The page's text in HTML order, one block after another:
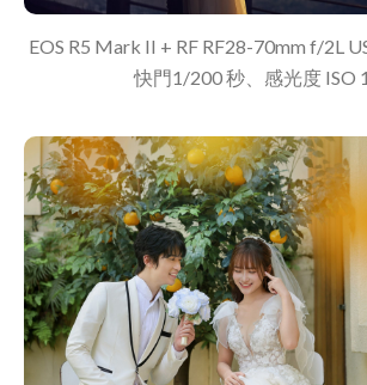
EOS R5 Mark II + RF RF28-70mm f/2L
快門1/200 秒、感光度 ISO